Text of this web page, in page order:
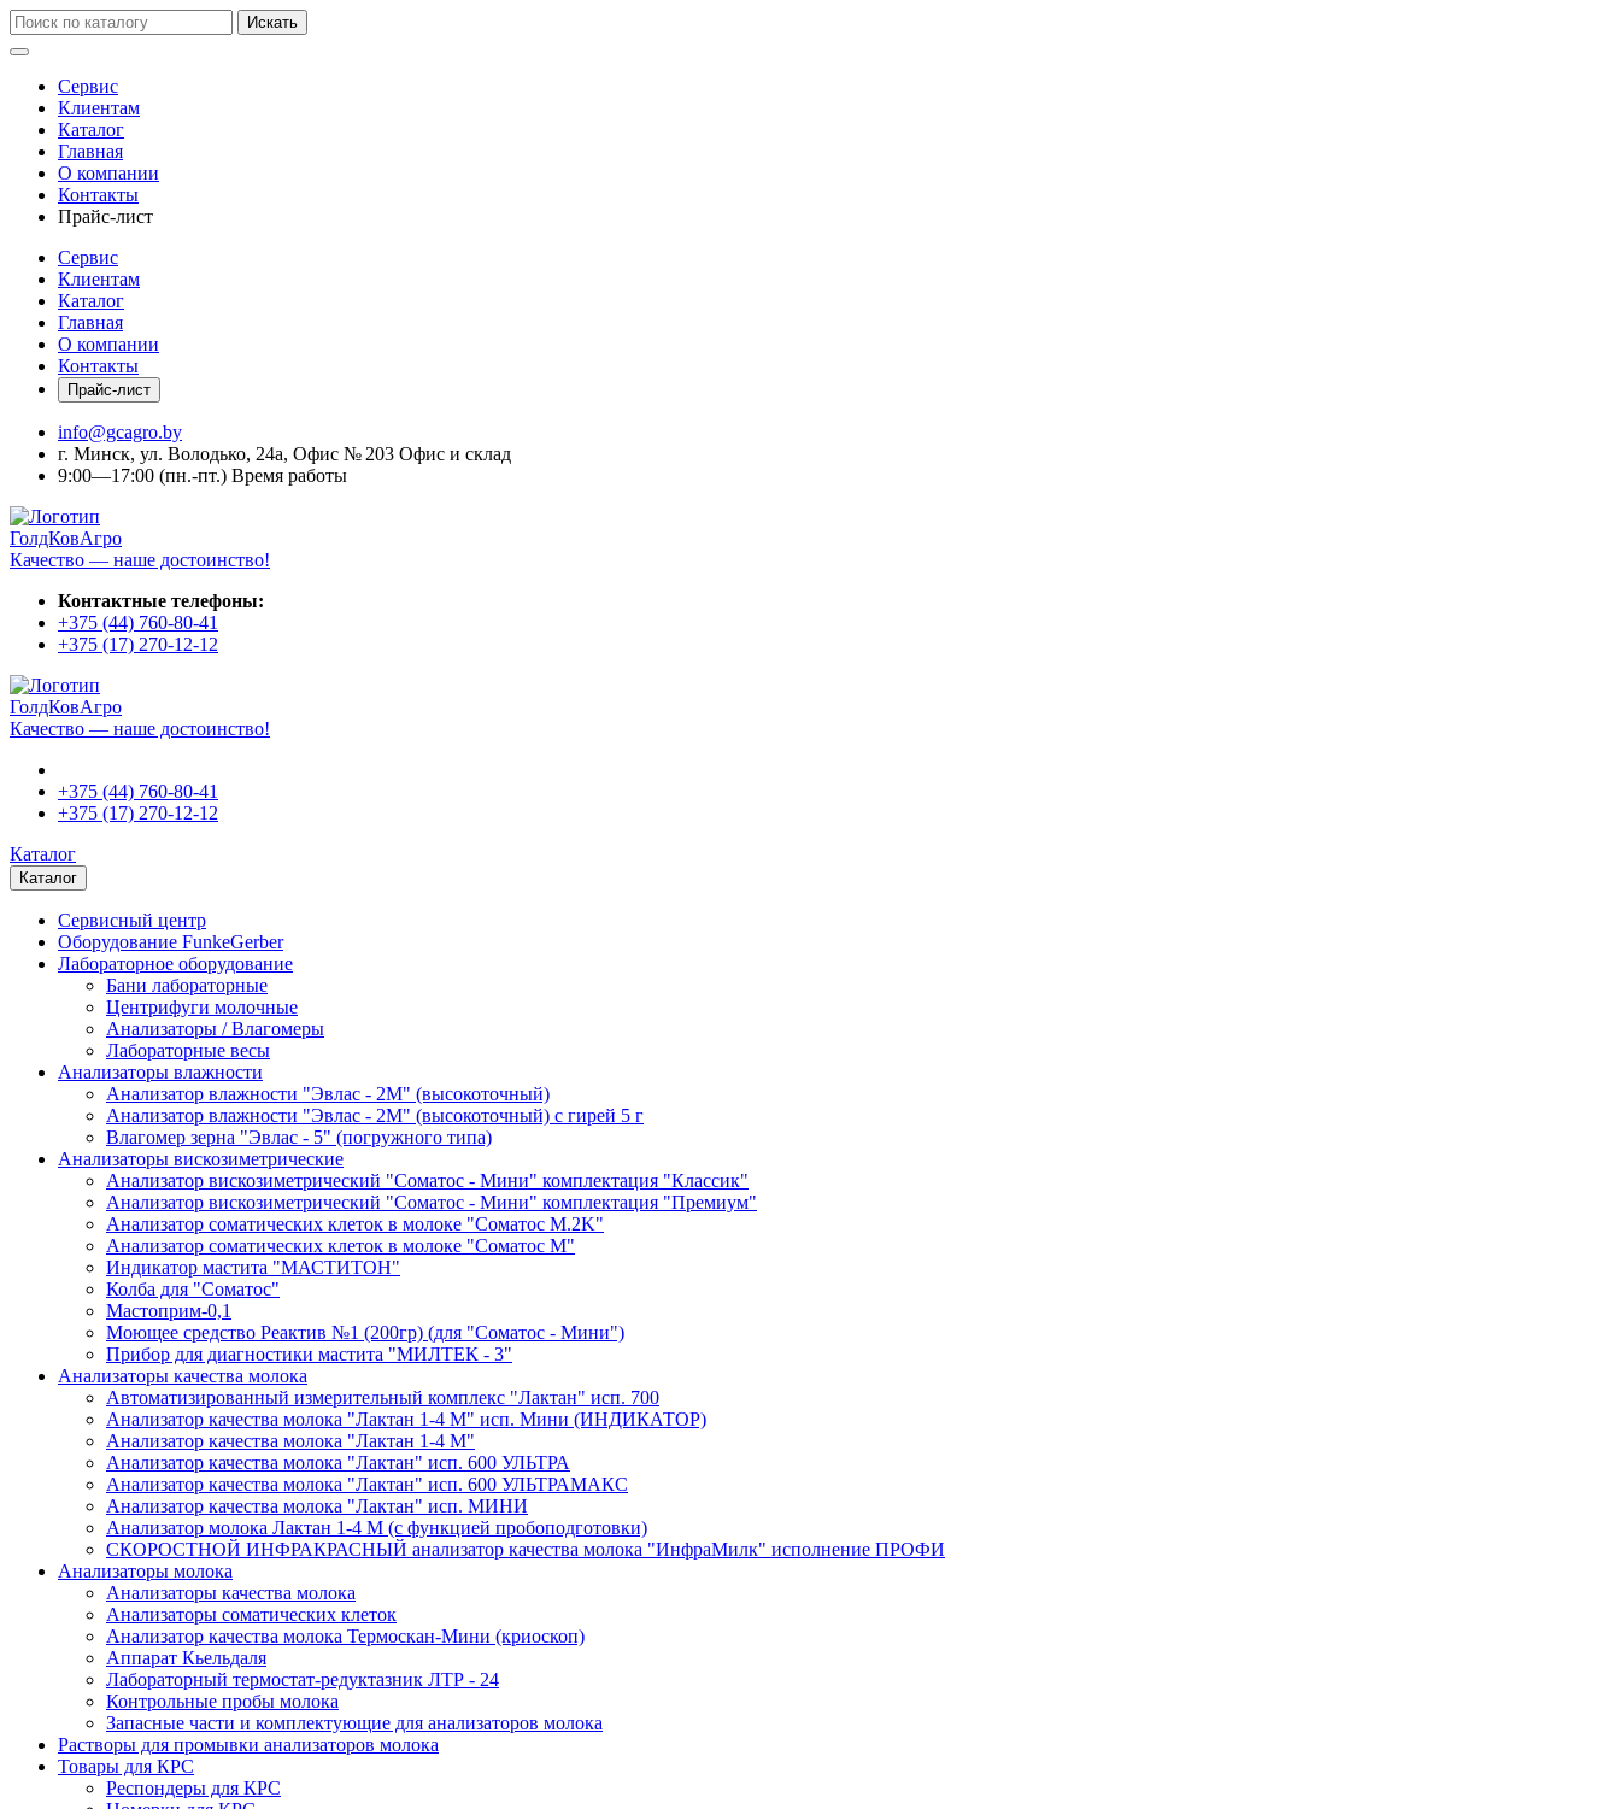
Искать
Сервис
Клиентам
Каталог
Главная
О компании
Контакты
Прайс-лист
Сервис
Клиентам
Каталог
Главная
О компании
Контакты
Прайс-лист
info@gcagro.by
г. Минск, ул. Володько, 24а, Офис № 203 Офис и склад
9:00—17:00 (пн.-пт.) Время работы
ГолдКовАгро
Качество — наше достоинство!
Контактные телефоны:
+375 (44) 760-80-41
+375 (17) 270-12-12
ГолдКовАгро
Качество — наше достоинство!
+375 (44) 760-80-41
+375 (17) 270-12-12
Каталог
Каталог
Сервисный центр
Оборудование FunkeGerber
Лабораторное оборудование
Бани лабораторные
Центрифуги молочные
Анализаторы / Влагомеры
Лабораторные весы
Анализаторы влажности
Анализатор влажности "Эвлас - 2М" (высокоточный)
Анализатор влажности "Эвлас - 2М" (высокоточный) с гирей 5 г
Влагомер зерна "Эвлас - 5" (погружного типа)
Анализаторы вискозиметрические
Анализатор вискозиметрический "Соматос - Мини" комплектация "Классик"
Анализатор вискозиметрический "Соматос - Мини" комплектация "Премиум"
Анализатор соматических клеток в молоке "Соматос М.2K"
Анализатор соматических клеток в молоке "Соматос М"
Индикатор мастита "МАСТИТОН"
Колба для "Соматос"
Мастоприм-0,1
Моющее средство Реактив №1 (200гр) (для "Соматос - Мини")
Прибор для диагностики мастита "МИЛТЕК - 3"
Анализаторы качества молока
Автоматизированный измерительный комплекс "Лактан" исп. 700
Анализатор качества молока "Лактан 1-4 М" исп. Мини (ИНДИКАТОР)
Анализатор качества молока "Лактан 1-4 M"
Анализатор качества молока "Лактан" исп. 600 УЛЬТРА
Анализатор качества молока "Лактан" исп. 600 УЛЬТРАМАКС
Анализатор качества молока "Лактан" исп. МИНИ
Анализатор молока Лактан 1-4 М (с функцией пробоподготовки)
СКОРОСТНОЙ ИНФРАКРАСНЫЙ анализатор качества молока "ИнфраМилк" исполнение ПРОФИ
Анализаторы молока
Анализаторы качества молока
Анализаторы соматических клеток
Анализатор качества молока Термоскан-Мини (криоскоп)
Аппарат Кьельдаля
Лабораторный термостат-редуктазник ЛТР - 24
Контрольные пробы молока
Запасные части и комплектующие для анализаторов молока
Растворы для промывки анализаторов молока
Товары для КРС
Респондеры для КРС